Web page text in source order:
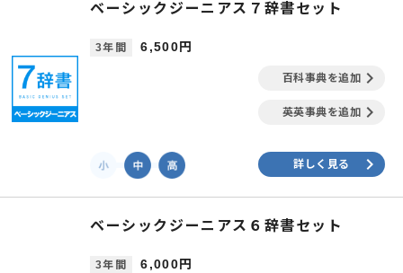
ベーシックジーニアス７辞書セット
3年間 6,500円
百科事典を追加keyboard_arrow_right
英英事典を追加keyboard_arrow_right
詳しく見る keyboard_arrow_right
ベーシックジーニアス６辞書セット
3年間 6,000円